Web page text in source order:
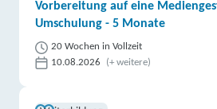
Vorbereitung auf eine
Umschulung - 5 Monate
20 Wochen in Vollzeit
10.08.2026
(+ weitere)